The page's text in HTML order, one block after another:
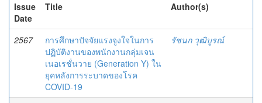
Issue
Date
Title Author(s)
2567
การศึกษาปัจจัยแรงจูงใจในการ
ปฏิบัติงานของพนักงานกลุ่มเจน
เนอเรชั่นวาย (Generation Y) ใน
ยุคหลังการระบาดของโรค
COVID-19
รัชนก วุฒิบูรณ์